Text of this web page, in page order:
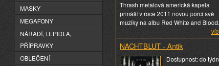
Thrash metalová americká kapela
přináší v roce 2011 novou porci své
muziky na albu Red White and Blood.
NACHTBLUT - Antik
Dostupnost: do
MASKY
MEGAFONY
NÁŘADÍ, LEPIDLA,
PŘÍPRAVKY
OBLEČENÍ